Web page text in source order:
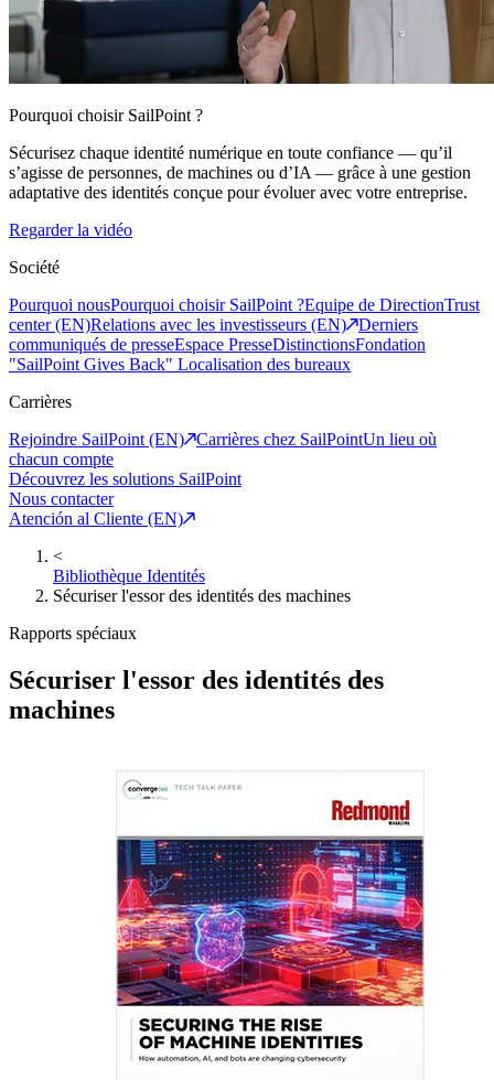
Pourquoi choisir SailPoint ?
Sécurisez chaque identité numérique en toute confiance — qu’il
s’agisse de personnes, de machines ou d’IA — grâce à une gestion
adaptative des identités conçue pour évoluer avec votre entreprise.
Regarder la vidéo
Société
Pourquoi nousPourquoi choisir SailPoint ?Equipe de DirectionTrust
center (EN)Relations avec les investisseurs (EN)
Derniers
communiqués de presseEspace PresseDistinctionsFondation
"SailPoint Gives Back" Localisation des bureaux
Carrières
Rejoindre SailPoint (EN)
Carrières chez SailPointUn lieu où
chacun compte
Découvrez les solutions SailPoint
Nous contacter
Atención al Cliente (EN)
<
Bibliothèque Identités
Sécuriser l'essor des identités des machines
Rapports spéciaux
Sécuriser l'essor des identités des
machines